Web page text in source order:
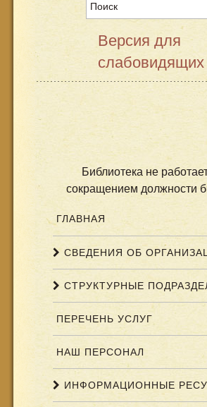
Версия для
слабовидящих
Библиотека не
сокращением должности
ГЛАВНАЯ
СВЕДЕНИЯ ОБ
СТРУКТУРНЫЕ
ПЕРЕЧЕНЬ УСЛУГ
НАШ ПЕРСОНАЛ
ИНФОРМАЦИОННЫЕ